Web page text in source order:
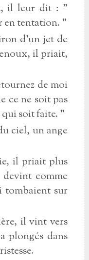
il leur dit : "
en tentation. "
d'un jet de
il priait,
de moi
ce ne soit pas
soit faite. "
ciel, un ange
il priait plus
comme
tombaient sur
il vint vers
plongés dans